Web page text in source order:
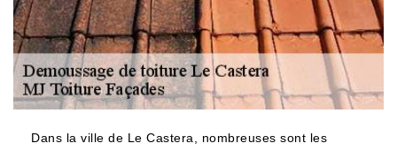
Dans la ville de Le Castera, nombreuses sont les